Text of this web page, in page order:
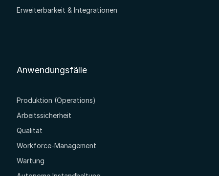
Erweiterbarkeit & Integrationen
Anwendungsfälle
Produktion (Operations)
Arbeitssicherheit
Qualität
Workforce-Management
Wartung